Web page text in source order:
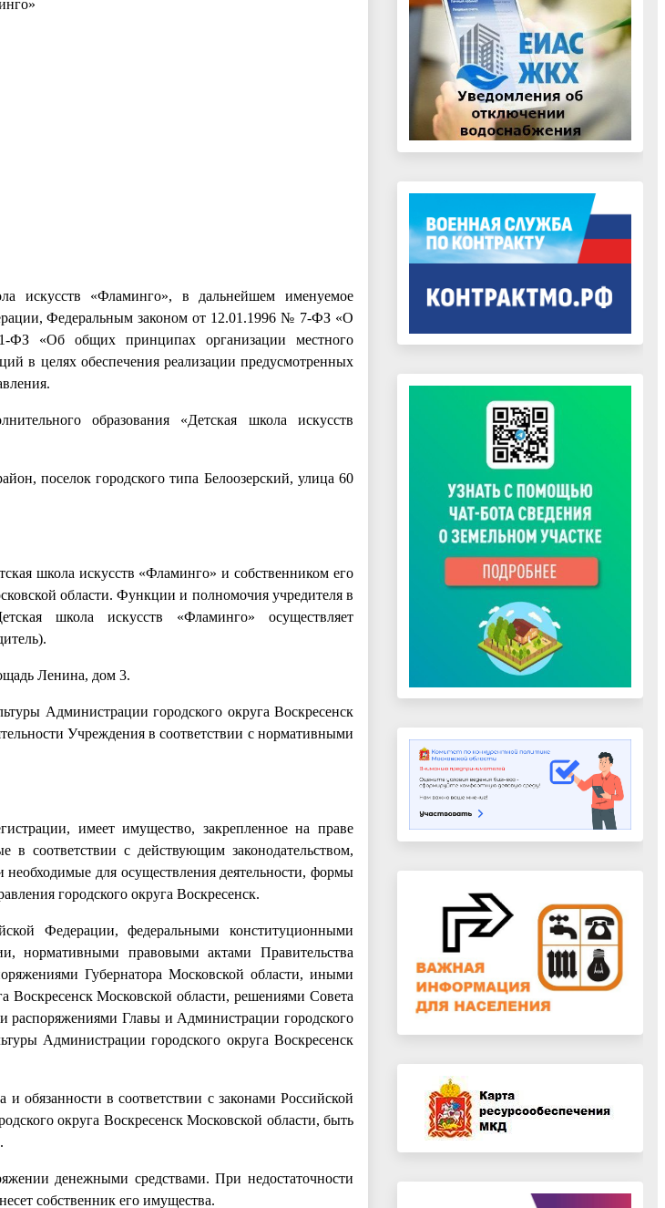
искусств «Фламинго», в дальнейшем именуемое
Федеральным законом от 12.01.1996 № 7-ФЗ «О
ФЗ «Об общих принципах организации местного
в целях обеспечения реализации предусмотренных
образования «Детская школа искусств
поселок городского типа Белоозерский, улица 60
школа искусств «Фламинго» и собственником его
области. Функции и полномочия учредителя в
школа искусств «Фламинго» осуществляет
Ленина, дом 3.
Администрации городского округа Воскресенск
Учреждения в соответствии с нормативными
имеет имущество, закрепленное на праве
в соответствии с действующим законодательством,
для осуществления деятельности, формы
городского округа Воскресенск.
Федерации, федеральными конституционными
нормативными правовыми актами Правительства
Губернатора Московской области, иными
Воскресенск Московской области, решениями Совета
распоряжениями Главы и Администрации городского
Администрации городского округа Воскресенск
обязанности в соответствии с законами Российской
округа Воскресенск Московской области, быть
денежными средствами. При недостаточности
собственник его имущества.